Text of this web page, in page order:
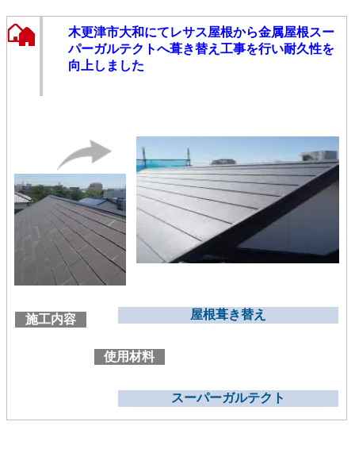
木更津市大和にてレサス屋根から金属屋根スー
パーガルテクトへ葺き替え工事を行い耐久性を
向上しました
施工内容 屋根葺き替え
使用材料
スーパーガルテクト